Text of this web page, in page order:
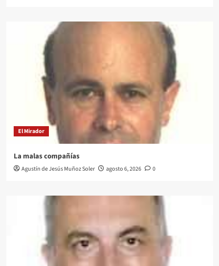
El Mirador
La malas compañías
Agustín de Jesús Muñoz Soler agosto 6, 2026 0